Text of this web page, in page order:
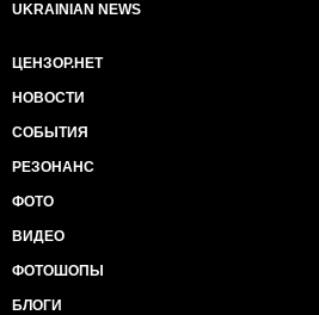
UKRAINIAN NEWS
ЦЕНЗОР.НЕТ
НОВОСТИ
СОБЫТИЯ
РЕЗОНАНС
ФОТО
ВИДЕО
ФОТОШОПЫ
БЛОГИ